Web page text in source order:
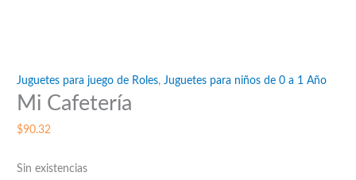
Juguetes para juego de Roles,Juguetes para niños de 0 a 1 Año
Mi Cafetería
$90.32
Sin existencias